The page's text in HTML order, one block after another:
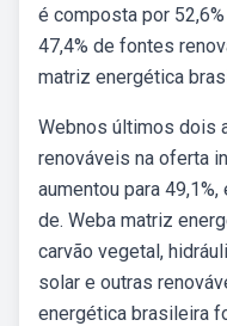
é composta por
47,4% de fontes
matriz energética
Webnos últimos dois
renováveis na oferta
aumentou para
de. Weba matriz
carvão vegetal,
solar e outras
energética brasileira